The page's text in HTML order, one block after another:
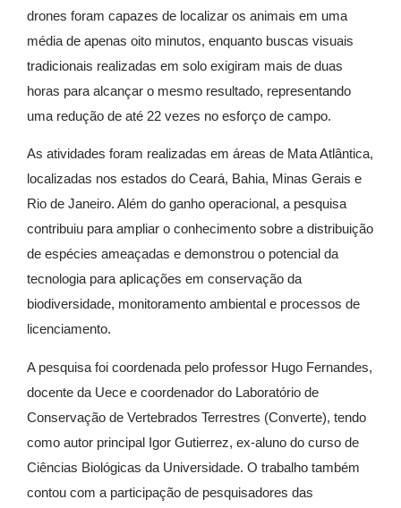
drones foram capazes de localizar os animais em uma
média de apenas oito minutos, enquanto buscas visuais
tradicionais realizadas em solo exigiram mais de duas
horas para alcançar o mesmo resultado, representando
uma redução de até 22 vezes no esforço de campo.
As atividades foram realizadas em áreas de Mata Atlântica,
localizadas nos estados do Ceará, Bahia, Minas Gerais e
Rio de Janeiro. Além do ganho operacional, a pesquisa
contribuiu para ampliar o conhecimento sobre a distribuição
de espécies ameaçadas e demonstrou o potencial da
tecnologia para aplicações em conservação da
biodiversidade, monitoramento ambiental e processos de
licenciamento.
A pesquisa foi coordenada pelo professor Hugo Fernandes,
docente da Uece e coordenador do Laboratório de
Conservação de Vertebrados Terrestres (Converte), tendo
como autor principal Igor Gutierrez, ex-aluno do curso de
Ciências Biológicas da Universidade. O trabalho também
contou com a participação de pesquisadores das